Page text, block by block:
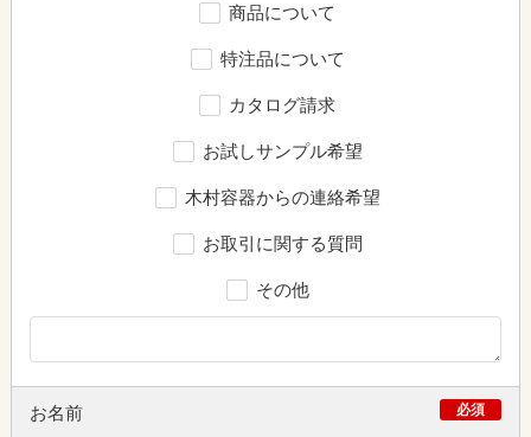
商品について
特注品について
カタログ請求
お試しサンプル希望
木村容器からの連絡希望
お取引に関する質問
その他
お名前 必須